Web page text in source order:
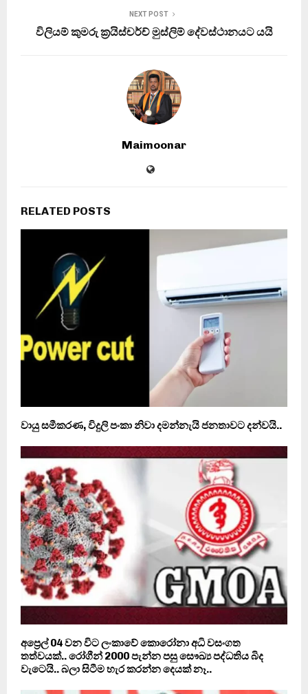
NEXT POST
විලියම් කුමරු ක්‍රයිස්චර්ච් මුස්ලිම් දේවස්ථානයට යයි
Maimoonar
RELATED POSTS
වායු සමීකරණ, විදුලි පංකා නිවා දමන්නැයි ජනතාවට දන්වයි..
අප්‍රෙල් 04 වන විට ලංකාවේ කොරෝනා අධි වසංගත
තත්වයක්.. රෝගීන් 2000 පැන්න පසු සෞඛ්‍ය පද්ධතිය බිද
වැටෙයි.. බලා සිටීම හැර කරන්න දෙයක් නෑ..